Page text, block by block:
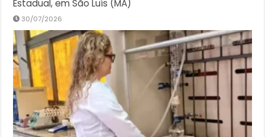
Estadual, em São Luís (MA)
30/07/2026